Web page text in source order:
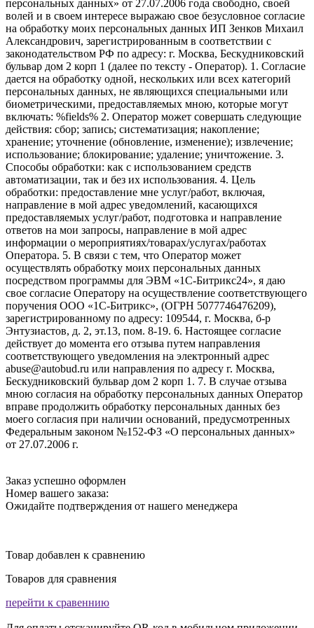
персональных данных» от 27.07.2006 года свободно, своей
волей и в своем интересе выражаю свое безусловное согласие
на обработку моих персональных данных ИП Зенков Михаил
Александрович, зарегистрированным в соответствии с
законодательством РФ по адресу: г. Москва, Бескудниковский
бульвар дом 2 корп 1 (далее по тексту - Оператор). 1. Согласие
дается на обработку одной, нескольких или всех категорий
персональных данных, не являющихся специальными или
биометрическими, предоставляемых мною, которые могут
включать: %fields% 2. Оператор может совершать следующие
действия: сбор; запись; систематизация; накопление;
хранение; уточнение (обновление, изменение); извлечение;
использование; блокирование; удаление; уничтожение. 3.
Способы обработки: как с использованием средств
автоматизации, так и без их использования. 4. Цель
обработки: предоставление мне услуг/работ, включая,
направление в мой адрес уведомлений, касающихся
предоставляемых услуг/работ, подготовка и направление
ответов на мои запросы, направление в мой адрес
информации о мероприятиях/товарах/услугах/работах
Оператора. 5. В связи с тем, что Оператор может
осуществлять обработку моих персональных данных
посредством программы для ЭВМ «1С-Битрикс24», я даю
свое согласие Оператору на осуществление соответствующего
поручения ООО «1С-Битрикс», (ОГРН 5077746476209),
зарегистрированному по адресу: 109544, г. Москва, б-р
Энтузиастов, д. 2, эт.13, пом. 8-19. 6. Настоящее согласие
действует до момента его отзыва путем направления
соответствующего уведомления на электронный адрес
abuse@autobud.ru или направления по адресу г. Москва,
Бескудниковский бульвар дом 2 корп 1. 7. В случае отзыва
мною согласия на обработку персональных данных Оператор
вправе продолжить обработку персональных данных без
моего согласия при наличии оснований, предусмотренных
Федеральным законом №152-ФЗ «О персональных данных»
от 27.07.2006 г.
Заказ успешно оформлен
Номер вашего заказа:
Ожидайте подтверждения от нашего менеджера
Товар добавлен к сравнению
Товаров для сравнения
перейти к сравеннию